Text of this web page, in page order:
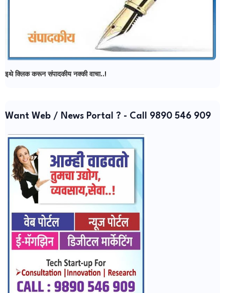
इथे क्लिक करून संपादकीय नक्की वाचा..!
Want Web / News Portal ? - Call 9890 546 909